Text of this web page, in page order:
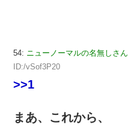
54: ニューノーマルの名無しさん
ID:/vSof3P20
>>1
まあ、これから、